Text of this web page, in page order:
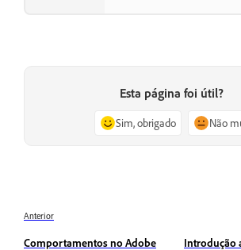
Esta página foi útil?
Sim, obrigado Não
Anterior
Comportamentos no Adobe
Introdução